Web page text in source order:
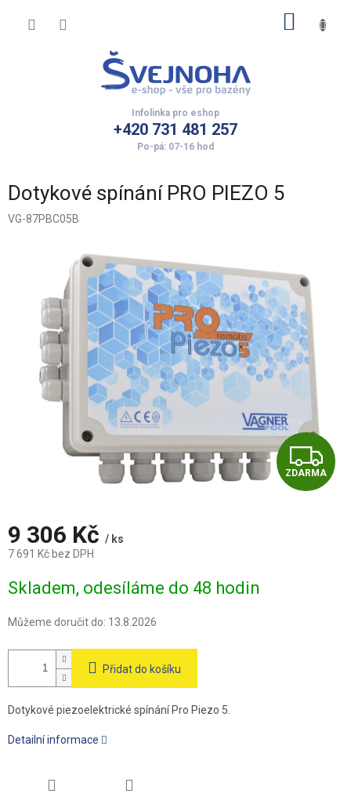
+420 731 481 257
Dotykové spínání PRO PIEZO 5
VG-87PBC05B
Z
D
ZDARMA
9 306 Kč / ks
7 691 Kč bez DPH
cena:
Skladem, odesíláme do 48 hodin
Můžeme doručit do: 13.8.2026
Přidat do košíku
Dotykové piezoelektrické spínání Pro Piezo 5.
Detailní informace